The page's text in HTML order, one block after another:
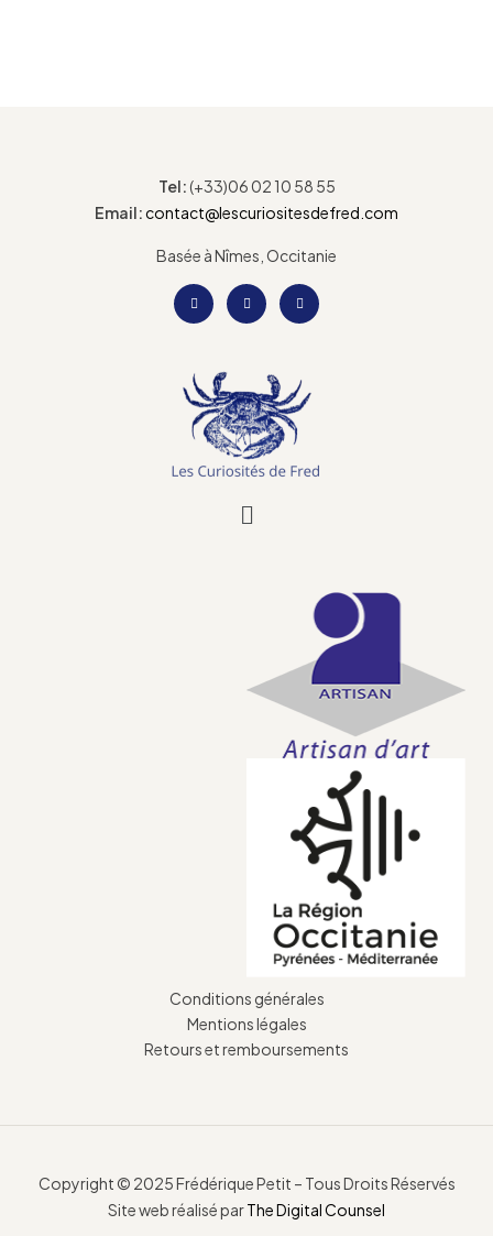
Tel:(+33)06 02 10 58 55
Email:contact@lescuriositesdefred.com
Basée à Nîmes, Occitanie
Conditions générales
Mentions légales
Retours et remboursements
Copyright © 2025 Frédérique Petit – Tous Droits Réservés
Site web réalisé parThe Digital Counsel